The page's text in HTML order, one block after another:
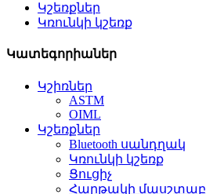
Կշեռքներ
Կռունկի կշեռք
Կատեգորիաներ
Կշիռներ
ASTM
OIML
Կշեռքներ
Bluetooth սանդղակ
Կռունկի կշեռք
Ցուցիչ
Հարթակի մասշտաբ